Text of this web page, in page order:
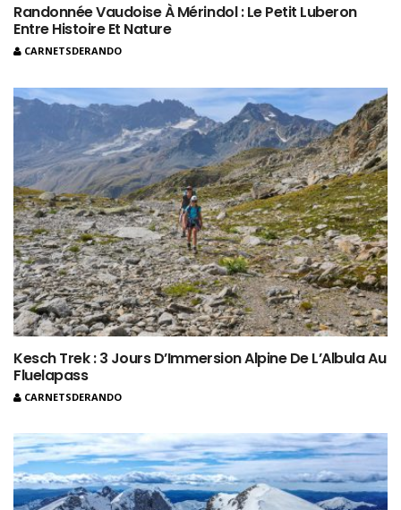
Randonnée Vaudoise À Mérindol : Le Petit Luberon
Entre Histoire Et Nature
CARNETSDERANDO
Kesch Trek : 3 Jours D’Immersion Alpine De L’Albula Au
Fluelapass
CARNETSDERANDO